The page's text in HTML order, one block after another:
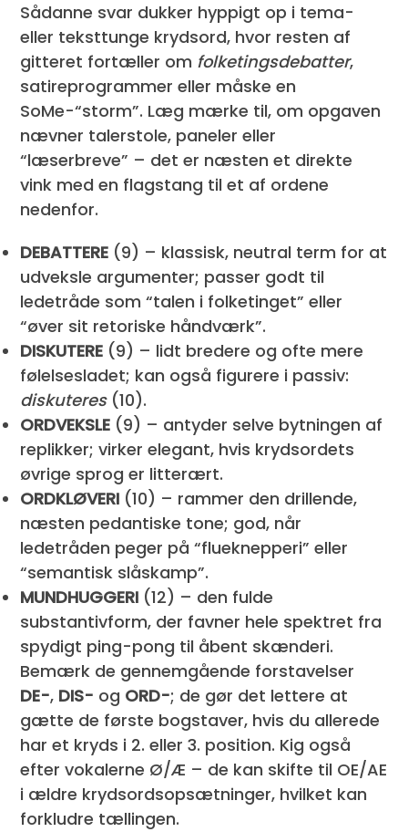
Sådanne svar dukker hyppigt op i tema-
eller teksttunge krydsord, hvor resten af
gitteret fortæller om folketingsdebatter,
satireprogrammer eller måske en
SoMe-“storm”. Læg mærke til, om opgaven
nævner talerstole, paneler eller
“læserbreve” – det er næsten et direkte
vink med en flagstang til et af ordene
nedenfor.
DEBATTERE (9) – klassisk, neutral term for at
udveksle argumenter; passer godt til
ledetråde som “talen i folketinget” eller
“øver sit retoriske håndværk”.
DISKUTERE (9) – lidt bredere og ofte mere
følelsesladet; kan også figurere i passiv:
diskuteres(10).
ORDVEKSLE (9) – antyder selve bytningen af
replikker; virker elegant, hvis krydsordets
øvrige sprog er litterært.
ORDKLØVERI (10) – rammer den drillende,
næsten pedantiske tone; god, når
ledetråden peger på “flueknepperi” eller
“semantisk slåskamp”.
MUNDHUGGERI (12) – den fulde
substantivform, der favner hele spektret fra
spydigt ping-pong til åbent skænderi.
Bemærk de gennemgående forstavelser
DE-, DIS- og ORD-; de gør det lettere at
gætte de første bogstaver, hvis du allerede
har et kryds i 2. eller 3. position. Kig også
efter vokalerne Ø/Æ – de kan skifte til OE/AE
i ældre krydsordsopsætninger, hvilket kan
forkludre tællingen.